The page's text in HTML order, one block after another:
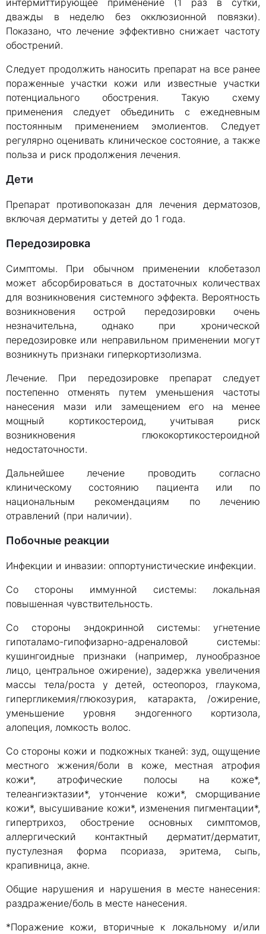
дважды в неделю без окклюзионной повязки).
Показано, что лечение эффективно снижает частоту
обострений.
Следует продолжить наносить препарат на все ранее
пораженные участки кожи или известные участки
потенциального обострения. Такую схему
применения следует объединить с ежедневным
постоянным применением эмолиентов. Следует
регулярно оценивать клиническое состояние, а также
польза и риск продолжения лечения.
Дети
Препарат противопоказан для лечения дерматозов,
включая дерматиты у детей до 1 года.
Передозировка
Симптомы. При обычном применении клобетазол
может абсорбироваться в достаточных количествах
для возникновения системного эффекта. Вероятность
возникновения острой передозировки очень
незначительна, однако при хронической
передозировке или неправильном применении могут
возникнуть признаки гиперкортизолизма.
Лечение. При передозировке препарат следует
постепенно отменять путем уменьшения частоты
нанесения мази или замещением его на менее
мощный кортикостероид, учитывая риск
возникновения глюкокортикостероидной
недостаточности.
Дальнейшее лечение проводить согласно
клиническому состоянию пациента или по
национальным рекомендациям по лечению
отравлений (при наличии).
Побочные реакции
Инфекции и инвазии: оппортунистические инфекции.
Со стороны иммунной системы: локальная
повышенная чувствительность.
Со стороны эндокринной системы: угнетение
гипоталамо-гипофизарно-адреналовой системы:
кушингоидные признаки (например, лунообразное
лицо, центральное ожирение), задержка увеличения
массы тела/роста у детей, остеопороз, глаукома,
гипергликемия/глюкозурия, катаракта, /ожирение,
уменьшение уровня эндогенного кортизола,
алопеция, ломкость волос.
Со стороны кожи и подкожных тканей: зуд, ощущение
местного жжения/боли в коже, местная атрофия
кожи*, атрофические полосы на коже*,
телеангиэктазии*, утончение кожи*, сморщивание
кожи*, высушивание кожи*, изменения пигментации*,
гипертрихоз, обострение основных симптомов,
аллергический контактный дерматит/дерматит,
пустулезная форма псориаза, эритема, сыпь,
крапивница, акне.
Общие нарушения и нарушения в месте нанесения:
раздражение/боль в месте нанесения.
*Поражение кожи, вторичные к локальному и/или